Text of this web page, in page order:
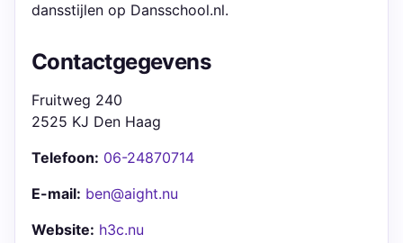
dansstijlen op Dansschool.nl.
Contactgegevens
Fruitweg 240
2525 KJ Den Haag
Telefoon: 06-24870714
E-mail: ben@aight.nu
Website: h3c.nu